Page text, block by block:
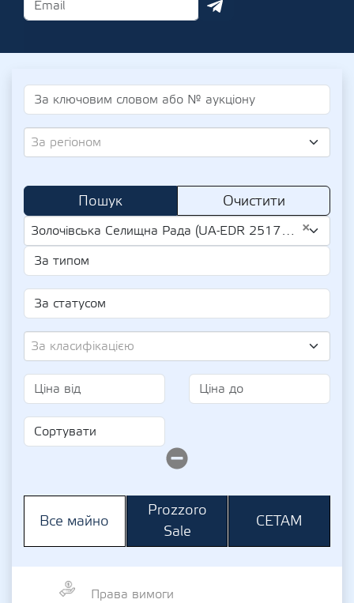
За регіоном
Пошук Очистити
×
Золочівська Селищна Рада (UA-EDR 25175462)
За класифікацією
Все майно
Prozzoro
Sale
СЕТАМ
Права вимоги